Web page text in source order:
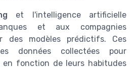
et l'intelligence artificielle
et aux compagnies
des modèles prédictifs. Ces
données collectées pour
en fonction de leurs habitudes